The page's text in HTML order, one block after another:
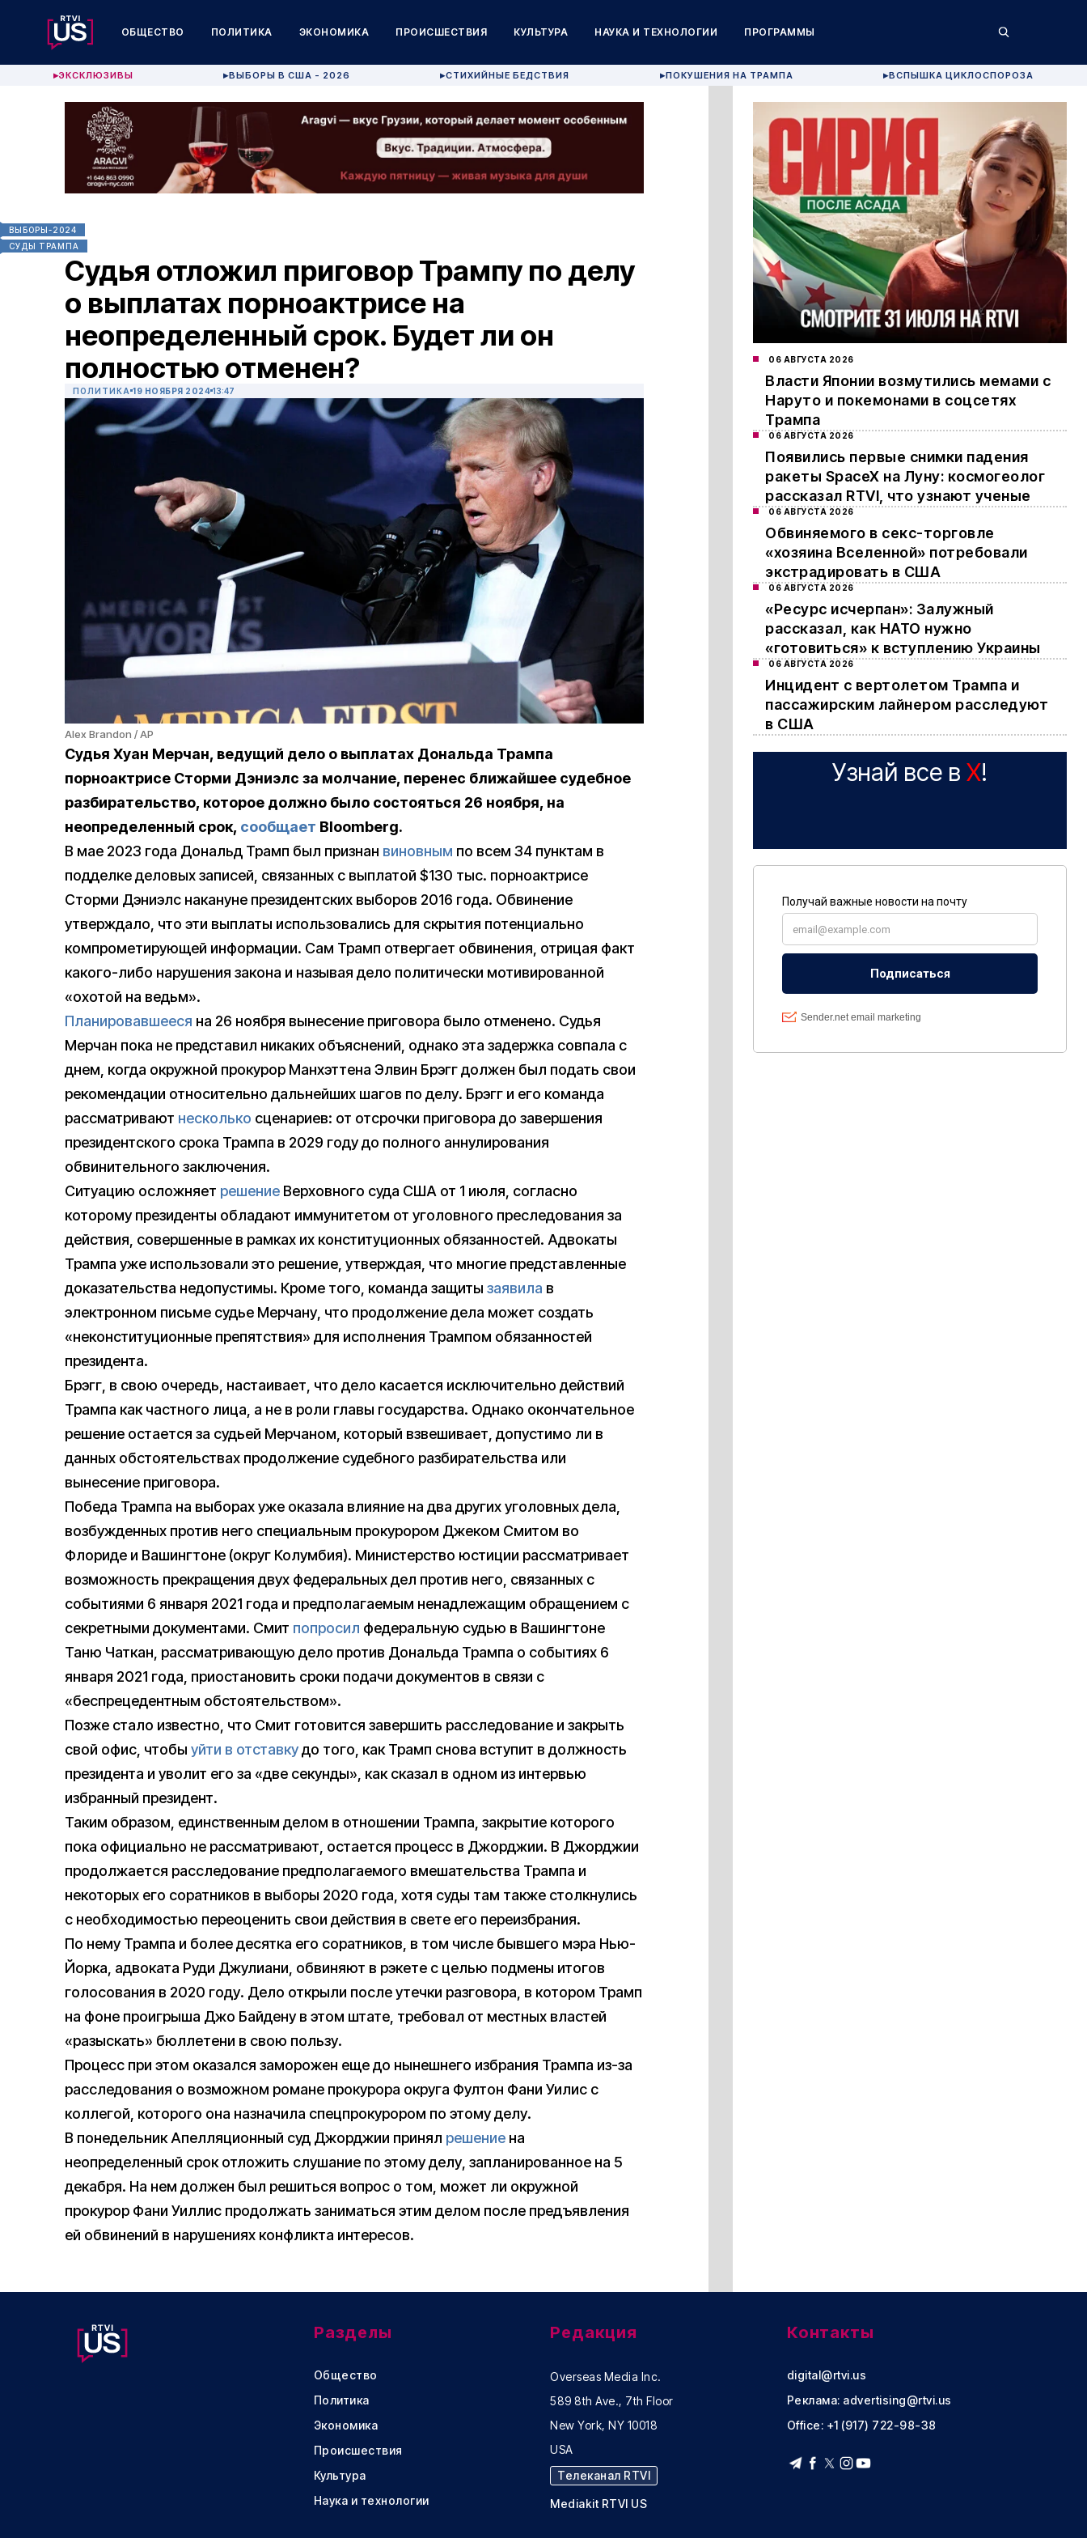
ОБЩЕСТВО ПОЛИТИКА ЭКОНОМИКА ПРОИСШЕСТВИЯ КУЛЬТУРА НАУКА И ТЕХНОЛОГИИ ПРОГРАММЫ
▶ЭКСКЛЮЗИВЫ ▶ВЫБОРЫ В США - 2026 ▶СТИХИЙНЫЕ БЕДСТВИЯ ▶ПОКУШЕНИЯ НА ТРАМПА ▶ВСПЫШКА ЦИКЛОСПОРОЗА
ВЫБОРЫ-2024
СУДЫ ТРАМПА
Судья отложил приговор Трампу по делу
о выплатах порноактрисе на
неопределенный срок. Будет ли он
полностью отменен?
ПОЛИТИКА 19 НОЯБРЯ 2024 13:47
Alex Brandon / AP
Судья Хуан Мерчан, ведущий дело о выплатах Дональда Трампа
порноактрисе Сторми Дэниэлс за молчание, перенес ближайшее судебное
разбирательство, которое должно было состояться 26 ноября, на
неопределенный срок, сообщает Bloomberg.
В мае 2023 года Дональд Трамп был признан виновным по всем 34 пунктам в
подделке деловых записей, связанных с выплатой $130 тыс. порноактрисе
Сторми Дэниэлс накануне президентских выборов 2016 года. Обвинение
утверждало, что эти выплаты использовались для скрытия потенциально
компрометирующей информации. Сам Трамп отвергает обвинения, отрицая факт
какого-либо нарушения закона и называя дело политически мотивированной
«охотой на ведьм».
Планировавшееся на 26 ноября вынесение приговора было отменено. Судья
Мерчан пока не представил никаких объяснений, однако эта задержка совпала с
днем, когда окружной прокурор Манхэттена Элвин Брэгг должен был подать свои
рекомендации относительно дальнейших шагов по делу. Брэгг и его команда
рассматривают несколько сценариев: от отсрочки приговора до завершения
президентского срока Трампа в 2029 году до полного аннулирования
обвинительного заключения.
Ситуацию осложняет решение Верховного суда США от 1 июля, согласно
которому президенты обладают иммунитетом от уголовного преследования за
действия, совершенные в рамках их конституционных обязанностей. Адвокаты
Трампа уже использовали это решение, утверждая, что многие представленные
доказательства недопустимы. Кроме того, команда защиты заявила в
электронном письме судье Мерчану, что продолжение дела может создать
«неконституционные препятствия» для исполнения Трампом обязанностей
президента.
Брэгг, в свою очередь, настаивает, что дело касается исключительно действий
Трампа как частного лица, а не в роли главы государства. Однако окончательное
решение остается за судьей Мерчаном, который взвешивает, допустимо ли в
данных обстоятельствах продолжение судебного разбирательства или
вынесение приговора.
Победа Трампа на выборах уже оказала влияние на два других уголовных дела,
возбужденных против него специальным прокурором Джеком Смитом во
Флориде и Вашингтоне (округ Колумбия). Министерство юстиции рассматривает
возможность прекращения двух федеральных дел против него, связанных с
событиями 6 января 2021 года и предполагаемым ненадлежащим обращением с
секретными документами. Смит попросил федеральную судью в Вашингтоне
Таню Чаткан, рассматривающую дело против Дональда Трампа о событиях 6
января 2021 года, приостановить сроки подачи документов в связи с
«беспрецедентным обстоятельством».
Позже стало известно, что Смит готовится завершить расследование и закрыть
свой офис, чтобы уйти в отставкудо того, как Трамп снова вступит в должность
президента и уволит его за «две секунды», как сказал в одном из интервью
избранный президент.
Таким образом, единственным делом в отношении Трампа, закрытие которого
пока официально не рассматривают, остается процесс в Джорджии. В Джорджии
продолжается расследование предполагаемого вмешательства Трампа и
некоторых его соратников в выборы 2020 года, хотя суды там также столкнулись
с необходимостью переоценить свои действия в свете его переизбрания.
По нему Трампа и более десятка его соратников, в том числе бывшего мэра Нью-
Йорка, адвоката Руди Джулиани, обвиняют в рэкете с целью подмены итогов
голосования в 2020 году. Дело открыли после утечки разговора, в котором Трамп
на фоне проигрыша Джо Байдену в этом штате, требовал от местных властей
«разыскать» бюллетени в свою пользу.
Процесс при этом оказался заморожен еще до нынешнего избрания Трампа из-за
расследования о возможном романе прокурора округа Фултон Фани Уилис с
коллегой, которого она назначила спецпрокурором по этому делу.
В понедельник Апелляционный суд Джорджии принял решение на
неопределенный срок отложить слушание по этому делу, запланированное на 5
декабря. На нем должен был решиться вопрос о том, может ли окружной
прокурор Фани Уиллис продолжать заниматься этим делом после предъявления
ей обвинений в нарушениях конфликта интересов.
06 АВГУСТА 2026
Власти Японии возмутились мемами с
Наруто и покемонами в соцсетях
Трампа
06 АВГУСТА 2026
Появились первые снимки падения
ракеты SpaceX на Луну: космогеолог
рассказал RTVI, что узнают ученые
06 АВГУСТА 2026
Обвиняемого в секс-торговле
«хозяина Вселенной» потребовали
экстрадировать в США
06 АВГУСТА 2026
«Ресурс исчерпан»: Залужный
рассказал, как НАТО нужно
«готовиться» к вступлению Украины
06 АВГУСТА 2026
Инцидент с вертолетом Трампа и
пассажирским лайнером расследуют
в США
Узнай все в X!
Разделы
Общество
Политика
Экономика
Происшествия
Культура
Наука и технологии
Редакция
Overseas Media Inc.
589 8th Ave., 7th Floor
New York, NY 10018
USA
Телеканал RTVI
Mediakit RTVI US
Контакты
digital@rtvi.us
Реклама: advertising@rtvi.us
Office: +1 (917) 722-98-38